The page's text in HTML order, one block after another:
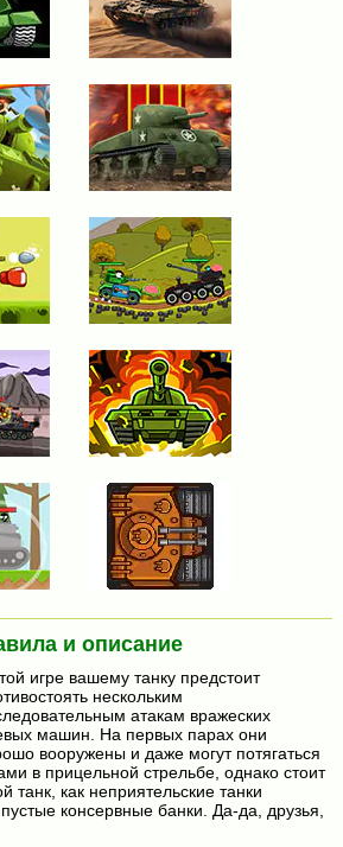
и описание
игре вашему танку предстоит
нескольким
атакам вражеских
машин. На первых парах они
вооружены и даже могут потягаться
в прицельной стрельбе, однако стоит
танк, как неприятельские танки
консервные банки. Да-да, друзья,